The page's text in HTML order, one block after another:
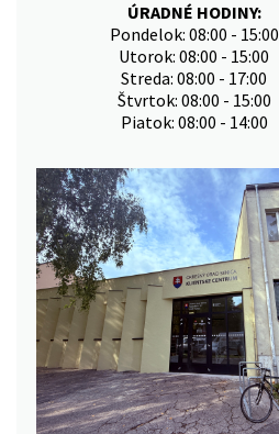
ÚRADNÉ HODINY:
Pondelok: 08:00 - 15:00
Utorok: 08:00 - 15:00
Streda: 08:00 - 17:00
Štvrtok: 08:00 - 15:00
Piatok: 08:00 - 14:00